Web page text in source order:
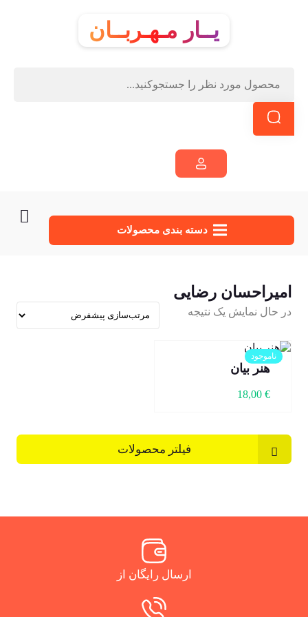
یــار مـهـربــان
دسته‌ بندی محصولات
امیراحسان رضایی
در حال نمایش یک نتیجه
ناموجود
هنر بیان
18,00 €
فیلتر محصولات
ارسال رایگان از